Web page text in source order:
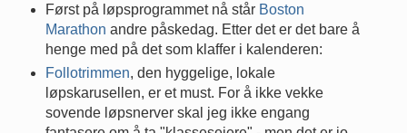
Først på løpsprogrammet nå står Boston
Marathon andre påskedag. Etter det er det bare å
henge med på det som klaffer i kalenderen:
Follotrimmen, den hyggelige, lokale
løpskarusellen, er et must. For å ikke vekke
sovende løpsnerver skal jeg ikke engang